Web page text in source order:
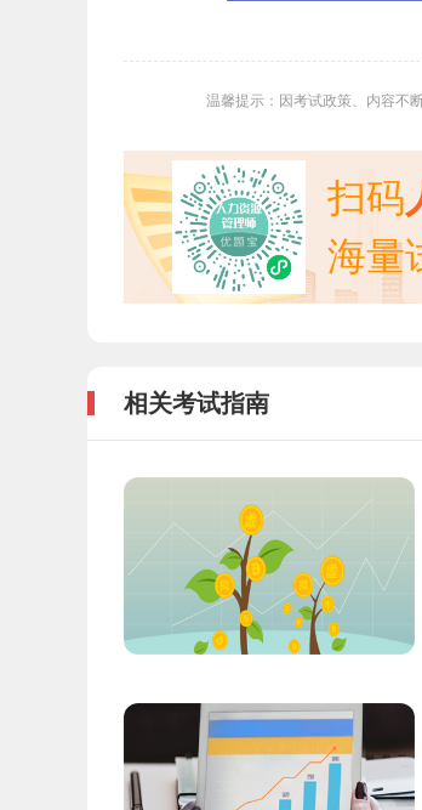
温馨提示：因考试政策、内容不
扫码
海量
相关考试指南